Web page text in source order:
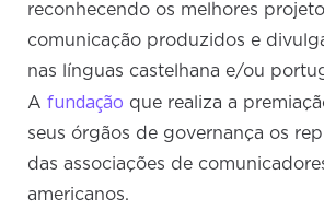
reconhecendo os melhores
comunicação produzidos e
nas línguas castelhana e/ou
Afundação que realiza a
seus órgãos de governança os
das associações de
americanos.